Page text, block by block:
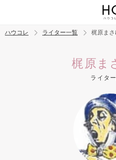
カップル 男
ハウコレ ライター一覧 梶原まさ
梶原ま
ライタ